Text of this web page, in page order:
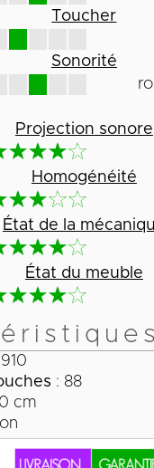
Toucher
Sonorité
Projection sonore
Homogénéité
État de la
État du meuble
: 88
cm